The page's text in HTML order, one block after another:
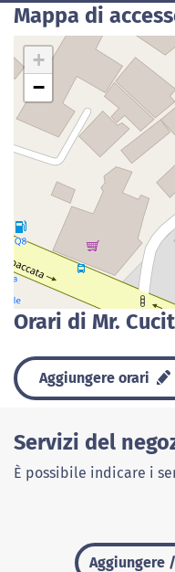
Mappa di
+
−
Orari di Mr.
Aggiungere orari
Servizi del
È possibile indicare i
Aggiungere